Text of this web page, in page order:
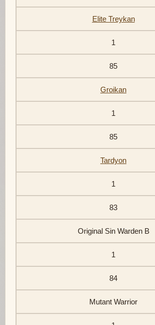
Elite Treykan
1
85
Groikan
1
85
Tardyon
1
83
Original Sin Warden B
1
84
Mutant Warrior